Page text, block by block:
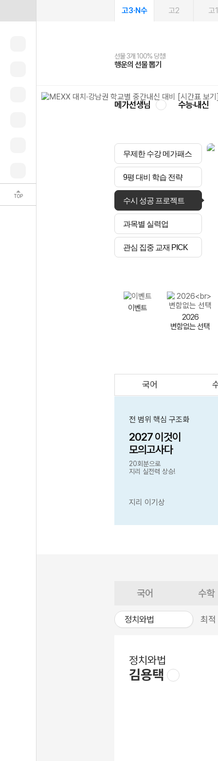
TOP
고3·N수 고2 고1
선물 3개 100% 당첨!
행운의 선물 뽑기
선물 100% 증정!
메가스터디 X 올리브
여름방학 스터디 캐시백
메가런 썸머스쿨
2027 러셀 단과
강사 공개선발
스마트러닝앱
설문 EVENT
메가패스
3일 무료 체험권
메가패스 수강생 무료혜택!
메가클럽 멤버십
사회공헌 캠페인
희망이룸 메가나눔
메가선생님 수능·내신
무제한 수강 메가패스
9평 대비 학습 전략
수시 성공 프로젝트
과목별 실력업
관심 집중 교재 PICK
이벤트
2026
변함없는 선택
국어
전 범위 핵심 구조화
2027 이것이
모의고사다
20회분으로
지리 실전력 상승!
지리 이기상
국어 수학
정치와법 최적
정치와법
김용택